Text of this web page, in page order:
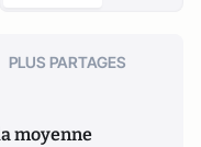
PLUS PARTAGES
moyenne